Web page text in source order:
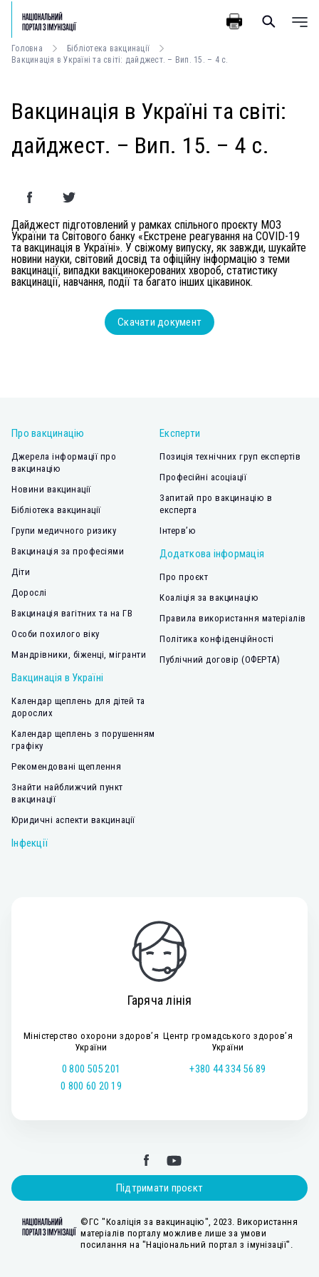
Головна
Бібліотека вакцинації
Вакцинація в Україні та світі: дайджест. – Вип. 15. – 4 с.
Вакцинація в Україні та світі:
дайджест. – Вип. 15. – 4 с.
Дайджест підготовлений у рамках спільного проєкту МОЗ
України та Світового банку «Екстрене реагування на COVID-19
та вакцинація в Україні». У свіжому випуску, як завжди, шукайте
новини науки, світовий досвід та офіційну інформацію з теми
вакцинації, випадки вакцинокерованих хвороб, статистику
вакцинації, навчання, події та багато інших цікавинок.
Скачати документ
Про вакцинацію
Джерела інформації про
вакцинацію
Новини вакцинації
Бібліотека вакцинації
Групи медичного ризику
Вакцинація за професіями
Діти
Дорослі
Вакцинація вагітних та на ГВ
Особи похилого віку
Мандрівники, біженці, мігранти
Вакцинація в Україні
Календар щеплень для дітей та
дорослих
Календар щеплень з порушенням
графіку
Рекомендовані щеплення
Знайти найближчий пункт
вакцинації
Юридичні аспекти вакцинації
Інфекції
Експерти
Позиція технічних груп експертів
Професійні асоціації
Запитай про вакцинацію в
експерта
Інтерв’ю
Додаткова інформація
Про проєкт
Коаліція за вакцинацію
Правила використання матеріалів
Політика конфіденційності
Публічний договір (ОФЕРТА)
Гаряча лінія
Міністерство охорони здоров’я
України
0 800 505 201
0 800 60 20 19
Центр громадського здоров’я
України
+380 44 334 56 89
Підтримати проєкт
©ГС "Коаліція за вакцинацію", 2023. Використання
матеріалів порталу можливе лише за умови
посилання на "Національний портал з імунізації".